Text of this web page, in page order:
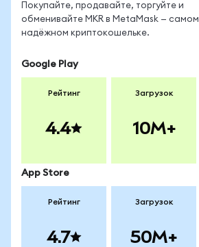
Покупайте, продавайте, торгуйте и
обменивайте MKR в MetaMask — самом
надёжном криптокошельке.
Google Play
Рейтинг
4.4
Загрузок
10M+
App Store
Рейтинг
4.7
Загрузок
50M+